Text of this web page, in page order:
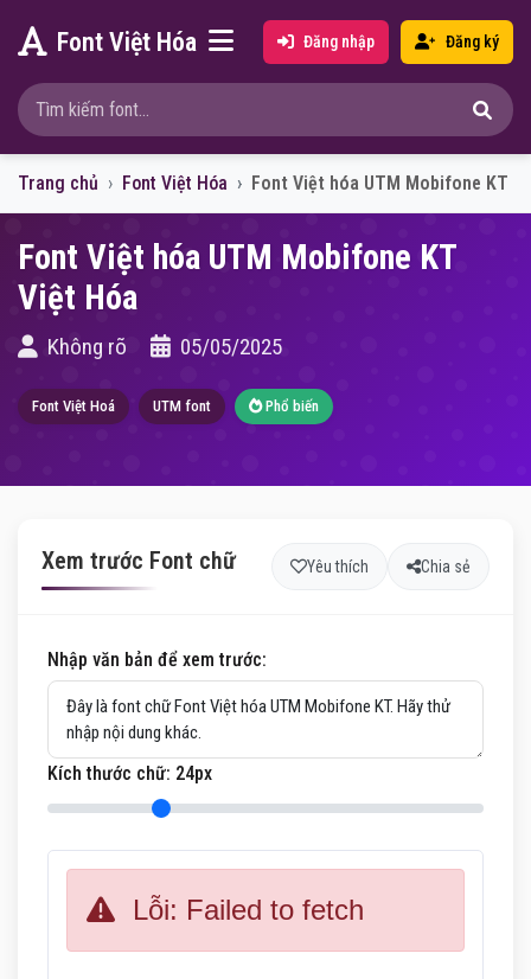
Font Việt Hóa Đăng nhập Đăng ký
Trang chủ Font Việt Hóa Font Việt hóa UTM Mobifone KT
Font Việt hóa UTM Mobifone KT
Việt Hóa
Không rõ 05/05/2025
Font Việt Hoá UTM font Phổ biến
Xem trước Font chữ Yêu thích Chia sẻ
Nhập văn bản để xem trước:
Kích thước chữ: 24px
Lỗi: Failed to fetch